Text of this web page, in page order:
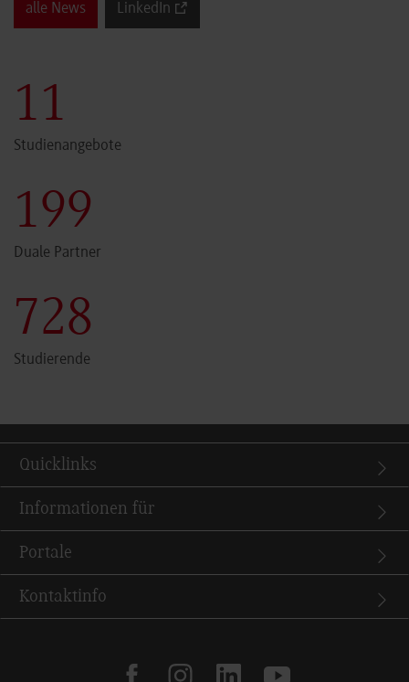
alle News LinkedIn
12
Studienangebote
200
Duale Partner
731
Studierende
Quicklinks
Informationen für
Portale
Kontaktinfo
facebookinstagramlinkedinyoutube